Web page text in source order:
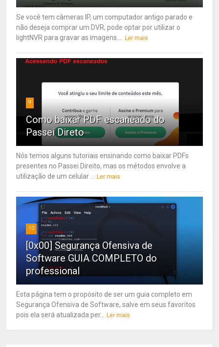
Se você tem câmeras IP, um computador antigo parado e
não deseja comprar um DVR, pode optar por utilizar o
lightNVR para gravar as imagens....
Ler mais
9
Como baixar PDF escaneado do
Passei Direto
Nós temos alguns tutoriais ensinando como baixar PDFs
presentes no Passei Direito, mas os métodos envolve a
utilização de um celular ...
Ler mais
10
[0x00] Segurança Ofensiva de
Software GUIA COMPLETO do
professional
Esta página tem o propósito de ser um guia completo em
Segurança Ofensiva de Software, salve em seus favoritos
pois ela será atualizada per...
Ler mais